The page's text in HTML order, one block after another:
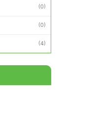
(0)
(0)
(4)